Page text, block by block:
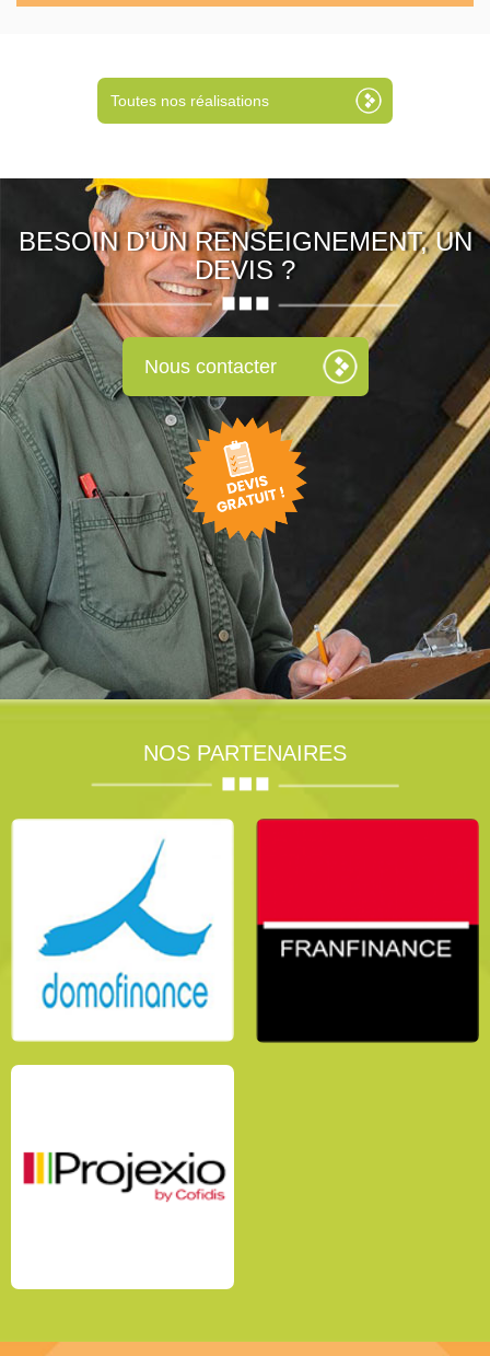
Toutes nos réalisations
BESOIN D’UN RENSEIGNEMENT, UN
DEVIS ?
Nous contacter
NOS PARTENAIRES